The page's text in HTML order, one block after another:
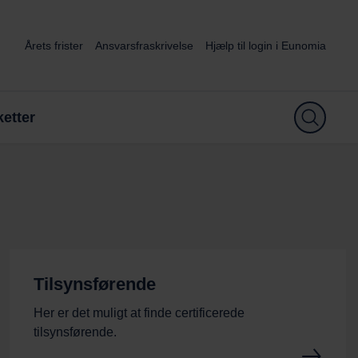
Årets frister Ansvarsfraskrivelse Hjælp til login i Eunomia
Tilsynsførende
Her er det muligt at finde certificerede
tilsynsførende.